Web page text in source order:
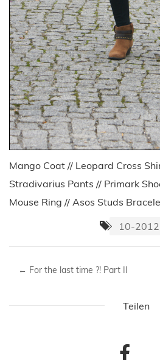
Mango Coat // Leopard Cross
Stradivarius Pants // Primark
Mouse Ring // Asos Studs
10-2012
← For the last time ?! Part II
Teilen